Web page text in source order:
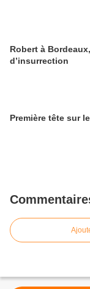
Robert à
d’insurrection
Première tête sur